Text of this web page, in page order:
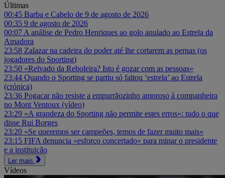
Últimas
00:45 Barba e Cabelo de 9 de agosto de 2026
00:35 9 de agosto de 2026
00:07 A análise de Pedro Henriques ao golo anulado ao Estrela da
Amadora
23:58 Zalazar na cadeira do poder até lhe cortarem as pernas (os
jogadores do Sporting)
23:50 «Relvado da Reboleira? Isto é gozar com as pessoas»
23:44 Quando o Sporting se partiu só faltou ‘estrela’ ao Estrela
(crónica)
23:36 Pogacar não resiste a empurrãozinho amoroso à companheira
no Mont Ventoux (vídeo)
23:29 «A grandeza do Sporting não permite estes erros»: tudo o que
disse Rui Borges
23:20 «Se queremos ser campeões, temos de fazer muito mais»
23:15 FIFA denuncia «esforço concertado» para minar o presidente
e a instituição
Ler mais
Vídeos